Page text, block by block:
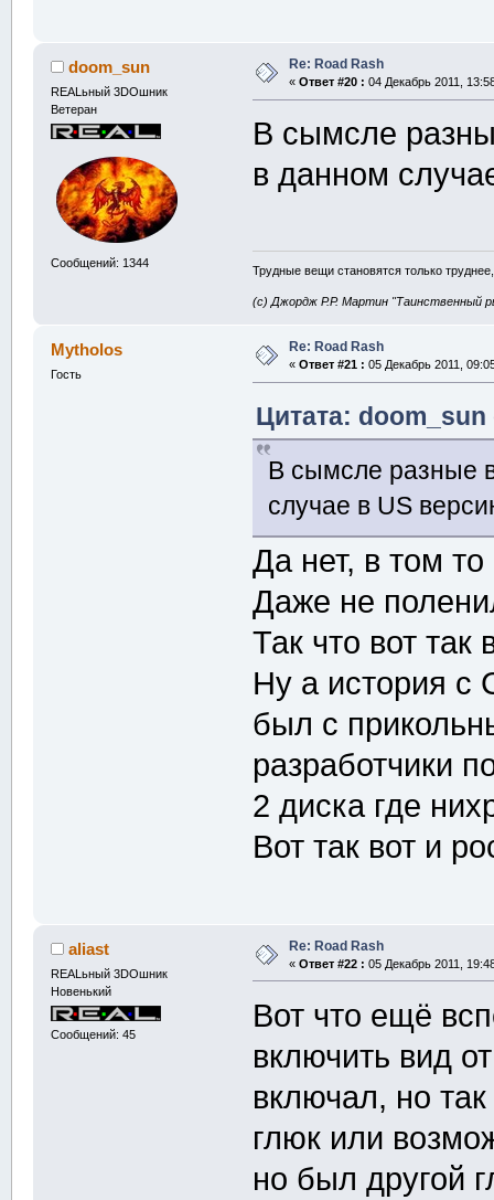
doom_sun
REALьный 3DOшник
Ветеран
Сообщений: 1344
Re: Road Rash
« Ответ #20 : 04 Декабрь 2011,
В сымсле
в данном
Трудные вещи становятся только
(с) Джордж Р.Р. Мартин "Таинственный
Mytholos
Гость
Re: Road Rash
« Ответ #21 : 05 Декабрь 2011,
Цитата: doom_sun
В сымсле разные
случае в US
Да нет, в том
Даже не
Так что вот так
Ну а история с
был с
разработчики
2 диска где
Вот так вот и
aliast
REALьный 3DOшник
Новенький
Сообщений: 45
Re: Road Rash
« Ответ #22 : 05 Декабрь 2011,
Вот что ещё
включить вид
включал, но
глюк или
но был другой